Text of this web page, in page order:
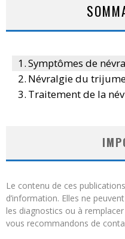
Symptômes de
Névralgie du
Traitement de la
Le contenu de ces
d’information. Elles ne
les diagnostics ou à
vous recommandons de